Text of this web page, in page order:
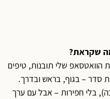
שקראת?
הוואטסאפ שלי תובנות, טיפים
סדר – בגוף, בראש ובדרך.
בלי חפירות – אבל עם ערך